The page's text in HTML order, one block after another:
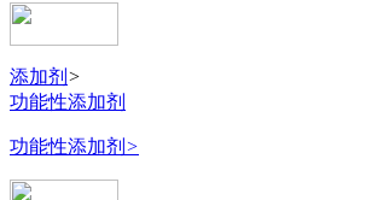
添加剂 >
功能性添加剂
功能性添加剂 >